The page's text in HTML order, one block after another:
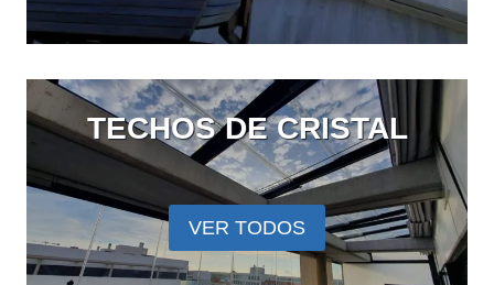
TECHOS DE CRISTAL
VER TODOS